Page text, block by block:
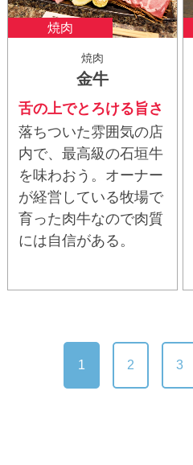
焼肉
焼肉
金牛
舌の上でとろける旨さ
落ちついた雰囲気の店
内で、最高級の石垣牛
を味わおう。オーナー
が経営している牧場で
育った肉牛なので肉質
には自信がある。
1 2 3